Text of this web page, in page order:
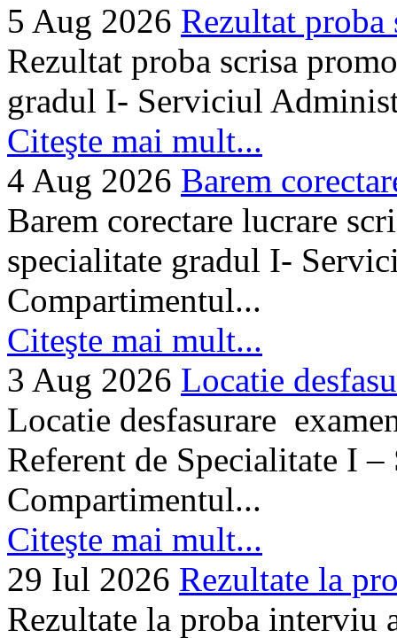
5 Aug 2026 Rezultat proba
Rezultat proba scrisa
gradul I- Serviciul
Citeşte mai mult...
4 Aug 2026 Barem
Barem corectare lucrare
specialitate gradul I-
Compartimentul...
Citeşte mai mult...
3 Aug 2026 Locatie
Locatie desfasurare
Referent de Specialitate I
Compartimentul...
Citeşte mai mult...
29 Iul 2026 Rezultate la
Rezultate la proba interviu